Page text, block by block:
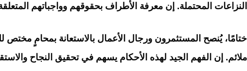
النزاعات المحتملة. إن معرفة الأطراف بحقوقهم وواجباتهم
ختامًا، يُنصح المستثمرون ورجال الأعمال بالاستعانة بمحامٍ
ملائم. إن الفهم الجيد لهذه الأحكام يسهم في تحقيق النجاح